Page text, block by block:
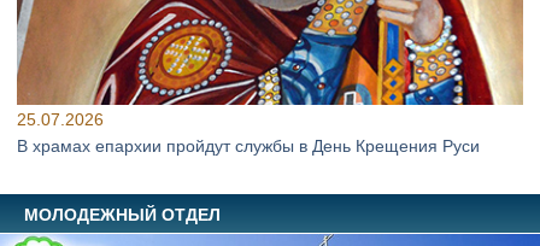
25.07.2026
В храмах епархии пройдут службы в День Крещения Руси
МОЛОДЕЖНЫЙ ОТДЕЛ